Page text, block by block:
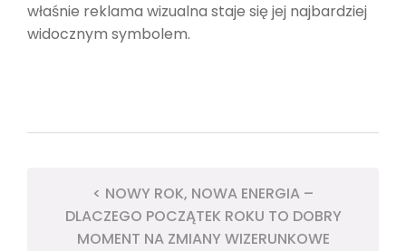
właśnie reklama wizualna staje się jej najbardziej
widocznym symbolem.
< NOWY ROK, NOWA ENERGIA –
DLACZEGO POCZĄTEK ROKU TO DOBRY
MOMENT NA ZMIANY WIZERUNKOWE